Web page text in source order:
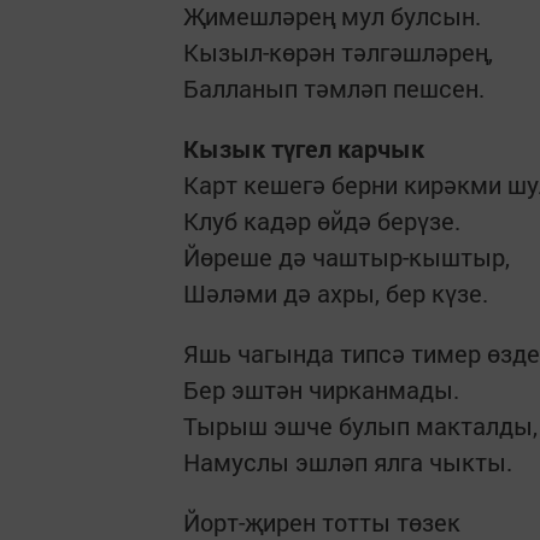
Җимешләрең мул булсын.
Кызыл-көрән тәлгәшләрең,
Балланып тәмләп пешсен.
Кызык түгел карчык
Карт кешегә берни кирәкми
Клуб кадәр өйдә берүзе.
Йөреше дә чаштыр-кыштыр,
Шәләми дә ахры, бер күзе.
Яшь чагында типсә тимер өзде
Бер эштән чирканмады.
Тырыш эшче булып макталды,
Намуслы эшләп ялга чыкты.
Йорт-җирен тотты төзек